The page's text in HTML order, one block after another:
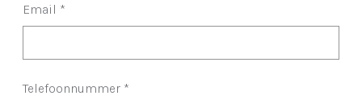
Email *
Telefoonnummer *